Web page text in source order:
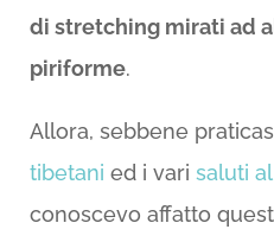
di stretching mirati ad
piriforme.
Allora, sebbene
tibetani ed i vari saluti
conoscevo affatto